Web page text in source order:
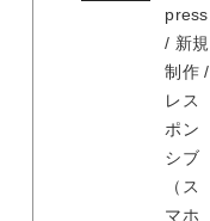
press
/ 新規
制作 /
レス
ポン
シブ
（ス
マホ